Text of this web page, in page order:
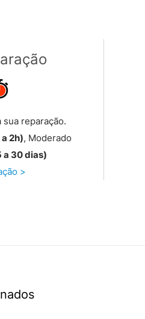
reparação.
a 2h), Moderado
a 30 dias)
>